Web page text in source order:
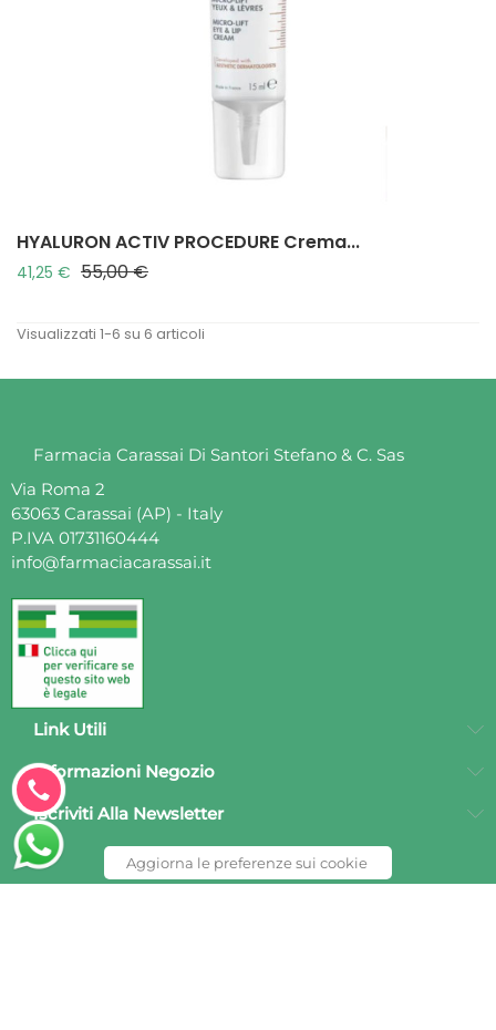
HYALURON ACTIV PROCEDURE Crema...
41,25 € Prezzo base
55,00 €Prezzo
Visualizzati 1-6 su 6 articoli
Farmacia Carassai Di Santori Stefano & C. Sas
Via Roma 2
63063 Carassai (AP) - Italy
P.IVA 01731160444
info@farmaciacarassai.it
Link Utili
Informazioni Negozio
Iscriviti Alla Newsletter
Aggiorna le preferenze sui cookie
subito